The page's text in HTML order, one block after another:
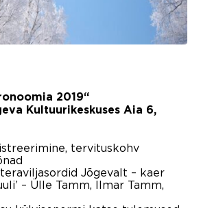
2019“
Kultuurikeskuses Aia 6,
tervituskohv
teraviljasordid Jõgevalt – kaer
– Ülle Tamm, Ilmar Tamm,